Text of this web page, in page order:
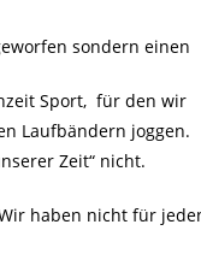
sondern einen
Sport, für den wir
Laufbändern joggen.
Zeit“ nicht.
haben nicht für